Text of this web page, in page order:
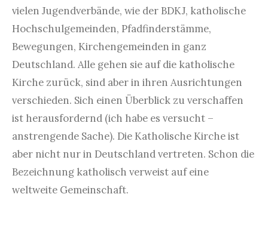
vielen Jugendverbände, wie der BDKJ, katholische
Hochschulgemeinden, Pfadfinderstämme,
Bewegungen, Kirchengemeinden in ganz
Deutschland. Alle gehen sie auf die katholische
Kirche zurück, sind aber in ihren Ausrichtungen
verschieden. Sich einen Überblick zu verschaffen
ist herausfordernd (ich habe es versucht –
anstrengende Sache). Die Katholische Kirche ist
aber nicht nur in Deutschland vertreten. Schon die
Bezeichnung katholisch verweist auf eine
weltweite Gemeinschaft.